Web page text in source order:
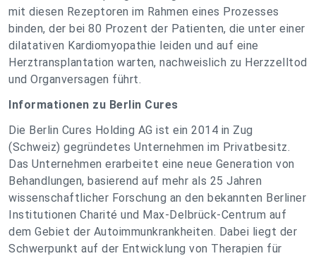
mit diesen Rezeptoren im Rahmen eines Prozesses
binden, der bei 80 Prozent der Patienten, die unter einer
dilatativen Kardiomyopathie leiden und auf eine
Herztransplantation warten, nachweislich zu Herzzelltod
und Organversagen führt.
Informationen zu Berlin Cures
Die Berlin Cures Holding AG ist ein 2014 in Zug
(Schweiz) gegründetes Unternehmen im Privatbesitz.
Das Unternehmen erarbeitet eine neue Generation von
Behandlungen, basierend auf mehr als 25 Jahren
wissenschaftlicher Forschung an den bekannten Berliner
Institutionen Charité und Max-Delbrück-Centrum auf
dem Gebiet der Autoimmunkrankheiten. Dabei liegt der
Schwerpunkt auf der Entwicklung von Therapien für